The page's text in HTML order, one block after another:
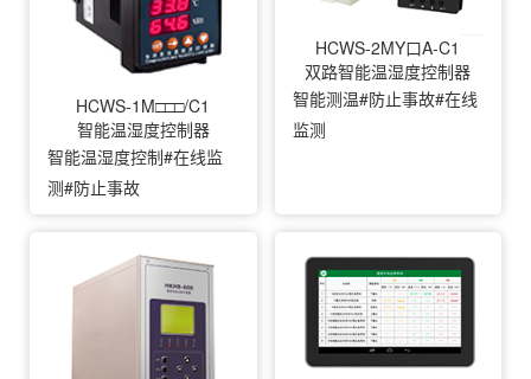
HCWS-1M□□□/C1
智能温湿度控制器
智能温湿度控制#在线监
测#防止事故
HCWS-2MY口A-C1
双路智能温湿度控制器
智能测温#防止事故#在线
监测